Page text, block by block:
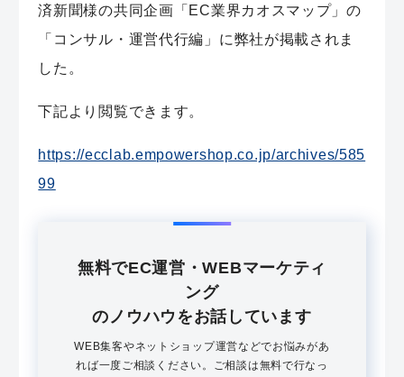
済新聞様の共同企画「EC業界カオスマップ」の
「コンサル・運営代行編」に弊社が掲載されま
した。
下記より閲覧できます。
https://ecclab.empowershop.co.jp/archives/585
99
無料でEC運営・WEBマーケティ
ング
のノウハウをお話しています
WEB集客やネットショップ運営などでお悩みがあ
れば一度ご相談ください。ご相談は無料で行なっ